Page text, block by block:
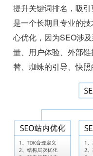
提升关键词排名，吸
是一个长期且专业的
心优化，因为SEO涉
量、用户体验、外部
替、蜘蛛的引导、快照